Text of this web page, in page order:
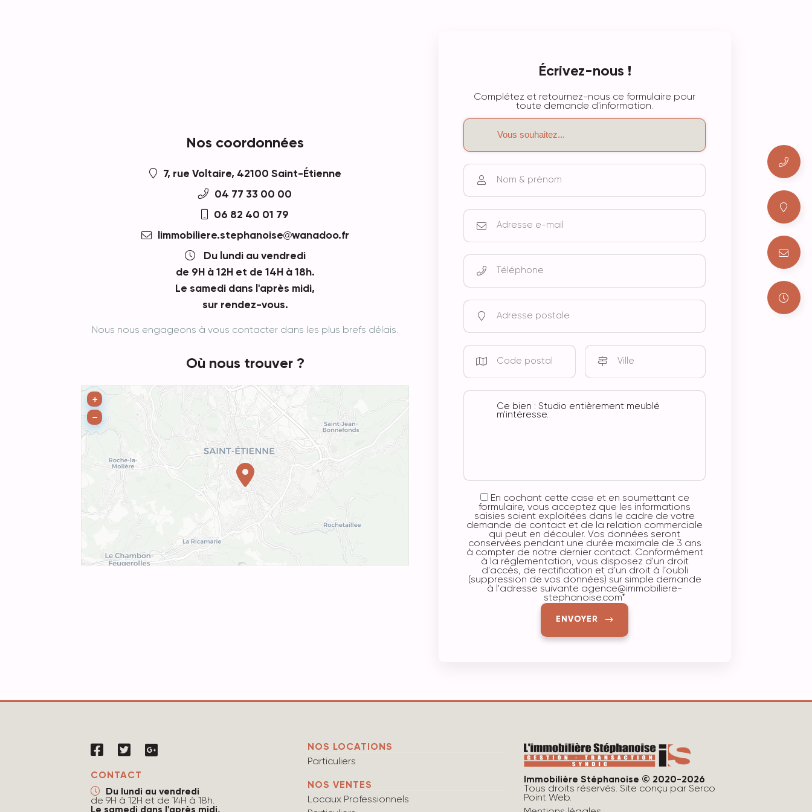
Nos coordonnées
7, rue Voltaire, 42100 Saint-Étienne
04 77 33 00 00
06 82 40 01 79
limmobiliere.stephanoise
wanadoo.fr
Du lundi au vendredi
de 9H à 12H et de 14H à 18h.
Le samedi dans l'après midi,
sur rendez-vous.
Nous nous engageons à vous contacter dans les plus brefs délais.
Où nous trouver ?
+
−
Écrivez-nous !
Complétez et retournez-nous ce formulaire pour
toute demande d'information.
En cochant cette case et en soumettant ce
formulaire, vous acceptez que les informations
saisies soient exploitées dans le cadre de votre
demande de contact et de la relation commerciale
qui peut en découler. Vos données seront
conservées pendant une durée maximale de 3 ans
à compter de notre dernier contact. Conformément
à la réglementation, vous disposez d'un droit
d'accès, de rectification et d'un droit à l’oubli
(suppression de vos données) sur simple demande
à l'adresse suivante agence@immobiliere-
stephanoise.com*
ENVOYER
CONTACT
Du lundi au vendredi
de 9H à 12H et de 14H à 18h.
Le samedi dans l'après midi,
NOS LOCATIONS
Particuliers
NOS VENTES
Locaux Professionnels
Immobilière Stéphanoise © 2020-2026.
Tous droits réservés. Site conçu parSerco
Point Web.